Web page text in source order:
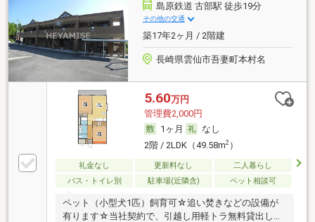
島原鉄道 古部駅 徒歩19分
その他の交通
築17年2ヶ月 / 2階建
長崎県雲仙市吾妻町本村名
5.60万円
管理費2,000円
1ヶ月
なし
2階 / 2LDK（49.58m2）
礼金なし 更新料なし
二人暮らし
バス・トイレ別
駐車場(近隣含) ペット相談可
ペット（小型犬1匹）飼育可☆追い焚きなどの設備が
有ります☆当社契約で、引越し用軽トラ無料貸出しサ